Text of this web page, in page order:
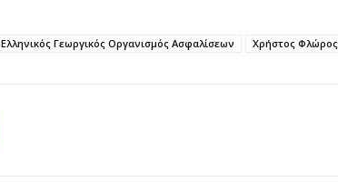
Ελληνικός Γεωργικός Οργανισμός Ασφαλίσεων Χρήστος Φλώρος